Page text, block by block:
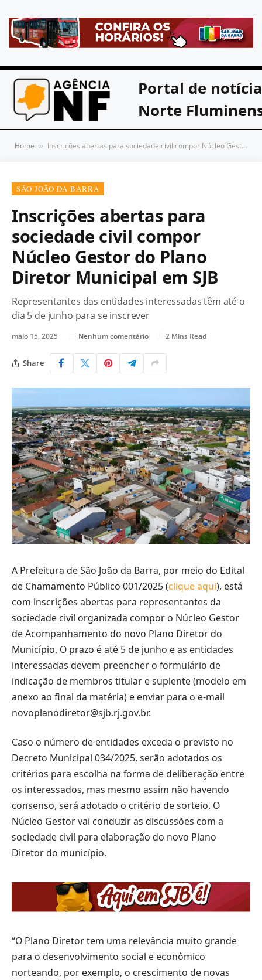
Portal de
Norte
Home » Inscrições abertas para sociedade civil compor Núcleo Gestor do Plano Diretor Municipal em SJB
SÃO JOÃO DA BARRA
Inscrições abertas para
sociedade civil compor
Núcleo Gestor do Plano
Diretor Municipal em SJB
Representantes das entidades interessadas têm até o
dia 5 de junho para se inscrever
maio 15, 2025 Nenhum comentário 2 Mins Read
Share
A Prefeitura de São João da Barra, por meio do Edital
de Chamamento Público 001/2025 (clique aqui), está
com inscrições abertas para representantes da
sociedade civil organizada compor o Núcleo Gestor
de Acompanhamento do novo Plano Diretor do
Município. O prazo é até 5 de junho e as entidades
interessadas devem preencher o formulário de
indicação de membros titular e suplente (modelo em
anexo ao final da matéria) e enviar para o e-mail
novoplanodiretor@sjb.rj.gov.br.
Caso o número de entidades exceda o previsto no
Decreto Municipal 034/2025, serão adotados os
critérios para escolha na forma de deliberação entre
os interessados, mas mesmo assim não havendo
consenso, será adotado o critério de sorteio. O
Núcleo Gestor vai conduzir as discussões com a
sociedade civil para elaboração do novo Plano
Diretor do município.
“O Plano Diretor tem uma relevância muito grande
para o desenvolvimento social e econômico
norteando, por exemplo, o crescimento de novas